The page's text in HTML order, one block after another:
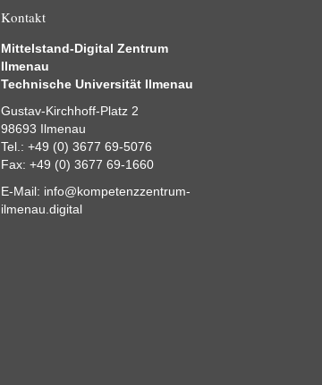
Kontakt
Mittelstand-Digital Zentrum
Ilmenau
Technische Universität Ilmenau
Gustav-Kirchhoff-Platz 2
98693 Ilmenau
Tel.: +49 (0) 3677 69-5076
Fax: +49 (0) 3677 69-1660
E-Mail: info@kompetenzzentrum-
ilmenau.digital